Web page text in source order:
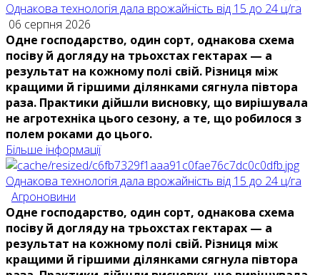
Однакова технологія дала врожайність від 15 до 24 ц/га
06 серпня 2026
Одне господарство, один сорт, однакова схема
посіву й догляду на трьохстах гектарах — а
результат на кожному полі свій. Різниця між
кращими й гіршими ділянками сягнула півтора
раза. Практики дійшли висновку, що вирішувала
не агротехніка цього сезону, а те, що робилося з
полем роками до цього.
Більше інформації
Однакова технологія дала врожайність від 15 до 24 ц/га
Агроновини
Одне господарство, один сорт, однакова схема
посіву й догляду на трьохстах гектарах — а
результат на кожному полі свій. Різниця між
кращими й гіршими ділянками сягнула півтора